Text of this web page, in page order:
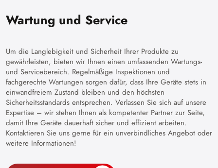
Wartung und Service
Um die Langlebigkeit und Sicherheit Ihrer Produkte zu
gewährleisten, bieten wir Ihnen einen umfassenden Wartungs-
und Servicebereich. Regelmäßige Inspektionen und
fachgerechte Wartungen sorgen dafür, dass Ihre Geräte stets in
einwandfreiem Zustand bleiben und den höchsten
Sicherheitsstandards entsprechen. Verlassen Sie sich auf unsere
Expertise – wir stehen Ihnen als kompetenter Partner zur Seite,
damit Ihre Geräte dauerhaft sicher und effizient arbeiten.
Kontaktieren Sie uns gerne für ein unverbindliches Angebot oder
weitere Informationen!